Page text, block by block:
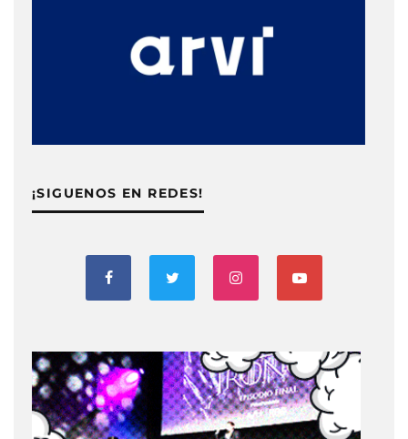
¡SIGUENOS EN REDES!